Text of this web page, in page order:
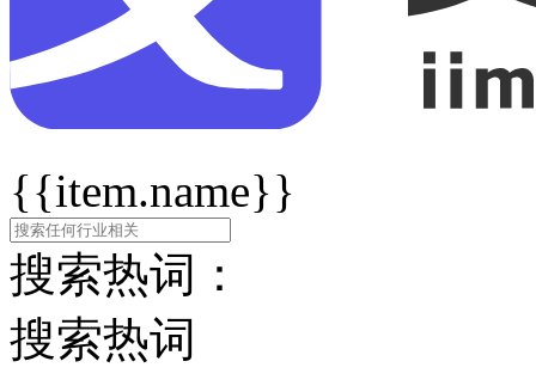
{{item.name}}
搜索热词：
搜索热词